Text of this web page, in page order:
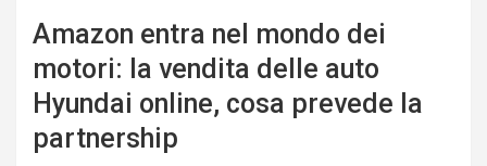
Amazon entra nel mondo dei
motori: la vendita delle auto
Hyundai online, cosa prevede la
partnership